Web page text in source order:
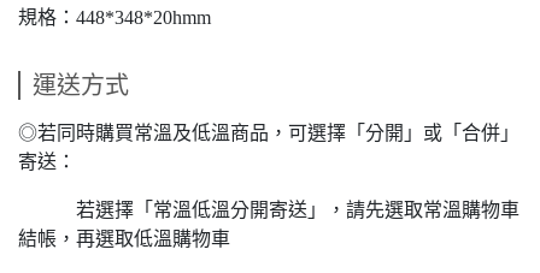
規格：448*348*20hmm
運送方式
◎若同時購買常溫及低溫商品，可選擇「分開」或「合併」
寄送：
若選擇「常溫低溫分開寄送」，請先選取常溫購物車
結帳，再選取低溫購物車